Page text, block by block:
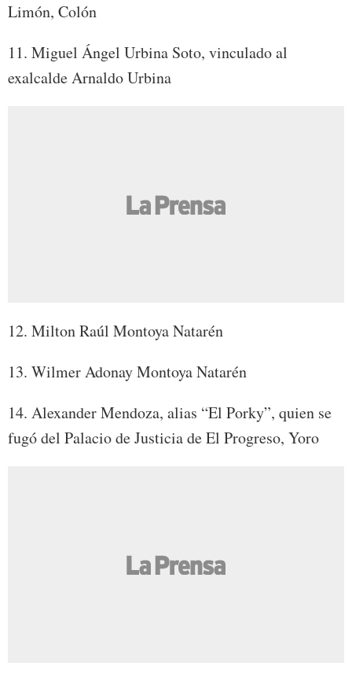
Limón, Colón
11. Miguel Ángel Urbina Soto, vinculado al
exalcalde Arnaldo Urbina
12. Milton Raúl Montoya Natarén
13. Wilmer Adonay Montoya Natarén
14. Alexander Mendoza, alias “El Porky”, quien se
fugó del Palacio de Justicia de El Progreso, Yoro